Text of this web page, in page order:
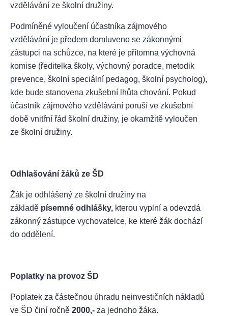
vzdělávání ze školní družiny.
Podmíněné vyloučení účastníka zájmového
vzdělávání je předem domluveno se zákonnými
zástupci na schůzce, na které je přítomna výchovná
komise (ředitelka školy, výchovný poradce, metodik
prevence, školní speciální pedagog, školní psycholog),
kde bude stanovena zkušební lhůta chování. Pokud
účastník zájmového vzdělávání poruší ve zkušební
době vnitřní řád školní družiny, je okamžitě vyloučen
ze školní družiny.
Odhlašování žáků ze ŠD
Žák je odhlášený ze školní družiny na
základě písemné odhlášky, kterou vyplní a odevzdá
zákonný zástupce vychovatelce, ke které žák dochází
do oddělení.
Poplatky na provoz ŠD
Poplatek za částečnou úhradu neinvestičních nákladů
ve ŠD činí ročně 2000,- za jednoho žáka.